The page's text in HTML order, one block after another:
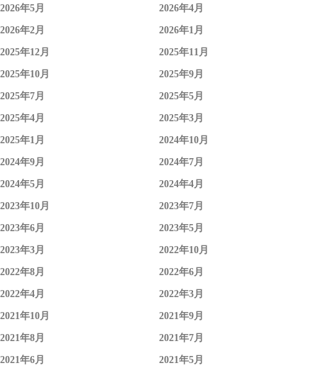
2026年5月 2026年4月
2026年2月 2026年1月
2025年12月 2025年11月
2025年10月 2025年9月
2025年7月 2025年5月
2025年4月 2025年3月
2025年1月 2024年10月
2024年9月 2024年7月
2024年5月 2024年4月
2023年10月 2023年7月
2023年6月 2023年5月
2023年3月 2022年10月
2022年8月 2022年6月
2022年4月 2022年3月
2021年10月 2021年9月
2021年8月 2021年7月
2021年6月 2021年5月